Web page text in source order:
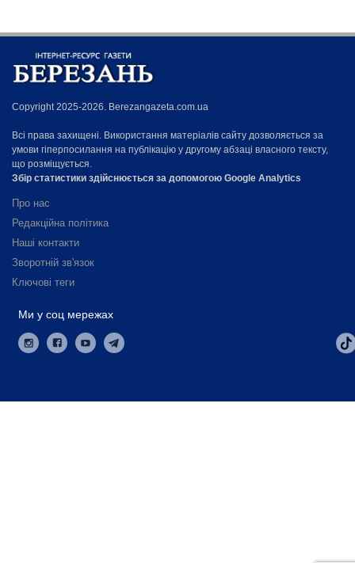
Copyright 2025-2026. Berezangazeta.com.ua
Всі права захищені. Використання матеріалів сайту дозволяється за
умови гіперпосилання на публікацію у другому абзаці власного тексту,
що розміщується.
Збір статистики здійснюється за допомогою Google Analytics
Про нас
Редакційна політика
Наші контакти
Зворотній зв'язок
Ключові теги
Ми у соц мережах